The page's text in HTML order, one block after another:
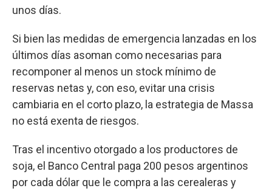
unos días.
Si bien las medidas de emergencia lanzadas en los
últimos días asoman como necesarias para
recomponer al menos un stock mínimo de
reservas netas y, con eso, evitar una crisis
cambiaria en el corto plazo, la estrategia de Massa
no está exenta de riesgos.
Tras el incentivo otorgado a los productores de
soja, el Banco Central paga 200 pesos argentinos
por cada dólar que le compra a las cerealeras y